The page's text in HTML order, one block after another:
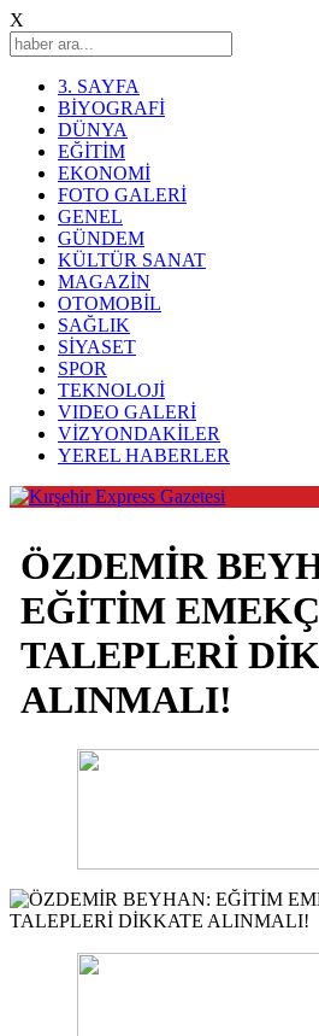
X
3. SAYFA
BİYOGRAFİ
DÜNYA
EĞİTİM
EKONOMİ
FOTO GALERİ
GENEL
GÜNDEM
KÜLTÜR SANAT
MAGAZİN
OTOMOBİL
SAĞLIK
SİYASET
SPOR
TEKNOLOJİ
VIDEO GALERİ
VİZYONDAKİLER
YEREL HABERLER
ÖZDEMİR
EĞİTİM
TALEPLERİ
ALINMALI!